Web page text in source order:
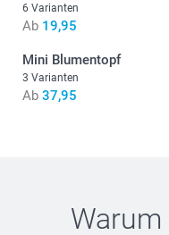
6 Varianten
Ab 19,95
Mini Blumentopf
3 Varianten
Ab 37,95
Warum